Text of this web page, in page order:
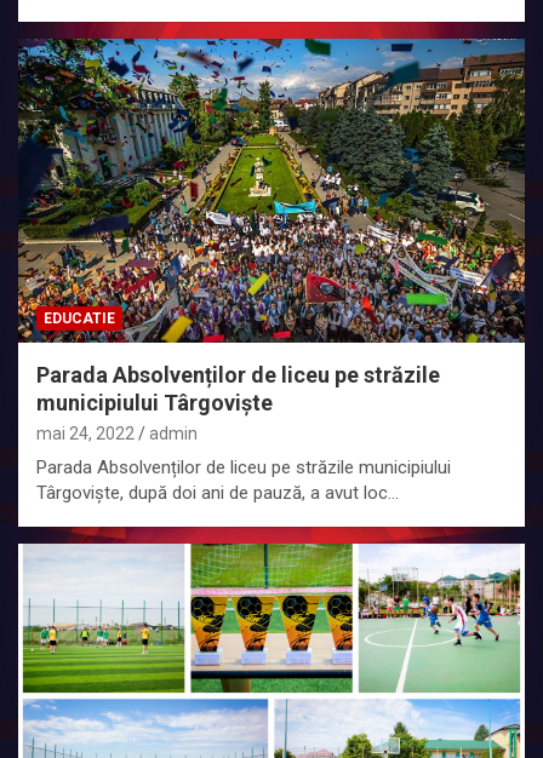
EDUCATIE
Parada Absolvenților de liceu pe străzile
municipiului Târgoviște
mai 24, 2022 admin
Parada Absolvenților de liceu pe străzile municipiului
Târgoviște, după doi ani de pauză, a avut loc…